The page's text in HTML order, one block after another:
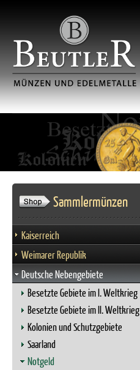
Sammlermünzen
Kaiserreich
Weimarer Republik
Deutsche Nebengebiete
Besetzte Gebiete im I. Weltkrieg
Besetzte Gebiete im II. Weltkrieg
Kolonien und Schutzgebiete
Saarland
Notgeld